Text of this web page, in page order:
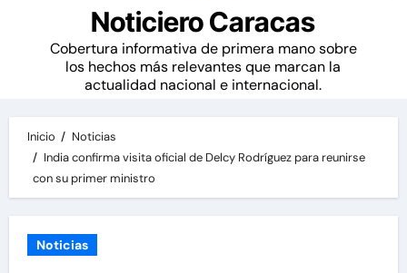
Noticiero Caracas
Cobertura informativa de primera mano sobre
los hechos más relevantes que marcan la
actualidad nacional e internacional.
Inicio
Noticias
India confirma visita oficial de Delcy Rodríguez para reunirse
con su primer ministro
Noticias